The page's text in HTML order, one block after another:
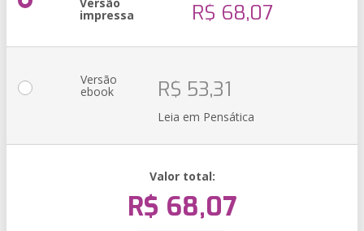
impressa R$ 68,07
Versão
ebook R$ 53,31
Leia em Pensática
Valor total:
R$ 68,07